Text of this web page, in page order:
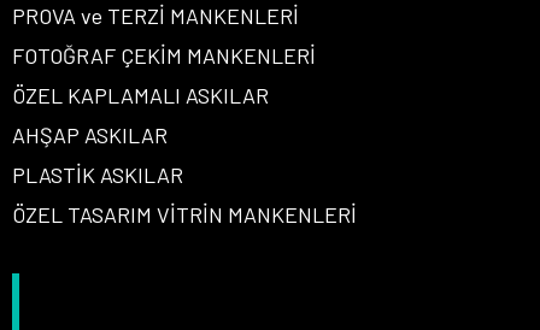
PROVA ve TERZİ MANKENLERİ
FOTOĞRAF ÇEKİM MANKENLERİ
ÖZEL KAPLAMALI ASKILAR
AHŞAP ASKILAR
PLASTİK ASKILAR
ÖZEL TASARIM VİTRİN MANKENLERİ